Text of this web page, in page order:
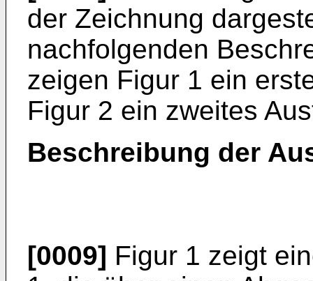
der Zeichnung
nachfolgenden
zeigen Figur 1 ein
Figur 2 ein zweites
Beschreibung der
[0009] Figur 1 zeigt